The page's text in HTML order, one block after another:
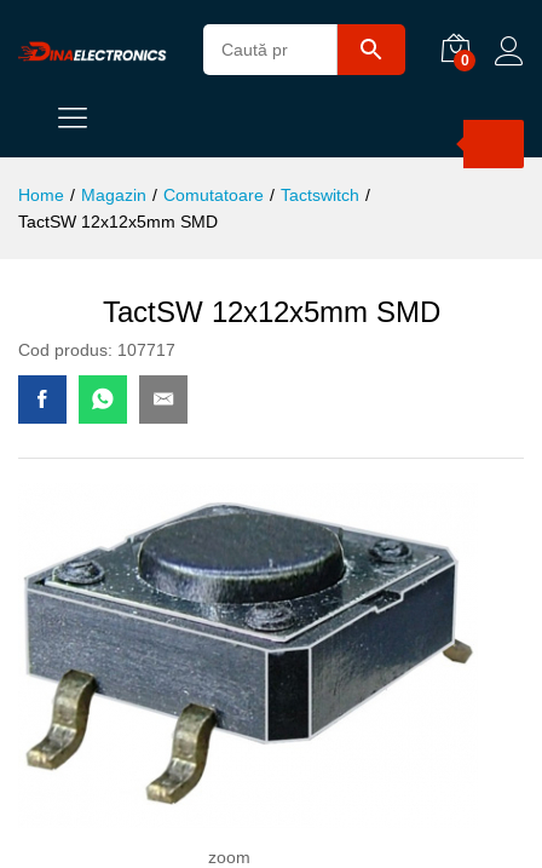
0
Home / Magazin / Comutatoare / Tactswitch /
TactSW 12x12x5mm SMD
TactSW 12x12x5mm SMD
Cod produs: 107717
zoom